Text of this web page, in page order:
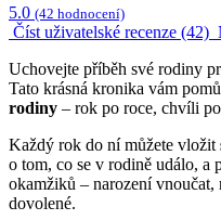
5.0 (42 hodnocení)
Číst uživatelské recenze (42)
Uchovejte příběh své rodiny
Tato krásná kronika vám
rodiny – rok po roce, chvíli
Každý rok do ní můžete vložit
o tom, co se v rodině událo,
okamžiků – narození vnoučat,
dovolené.